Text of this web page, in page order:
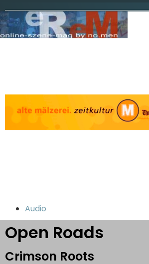
Audio
Open Roads
Crimson Roots